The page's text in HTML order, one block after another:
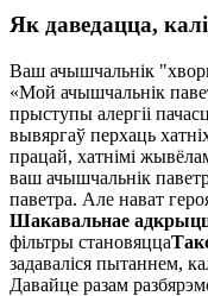
Як даведацца,
Ваш ачышчальнік
«Мой ачышчальнік
прыступы алергіі
вывяргаў перхаць
працай, хатнімі
ваш ачышчальнік
паветра. Але нават
Шакавальнае
фільтры становяцца
задаваліся пытаннем,
Давайце разам